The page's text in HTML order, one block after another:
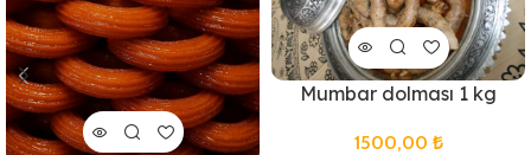
Mumbar dolması 1 kg
1500,00 ₺